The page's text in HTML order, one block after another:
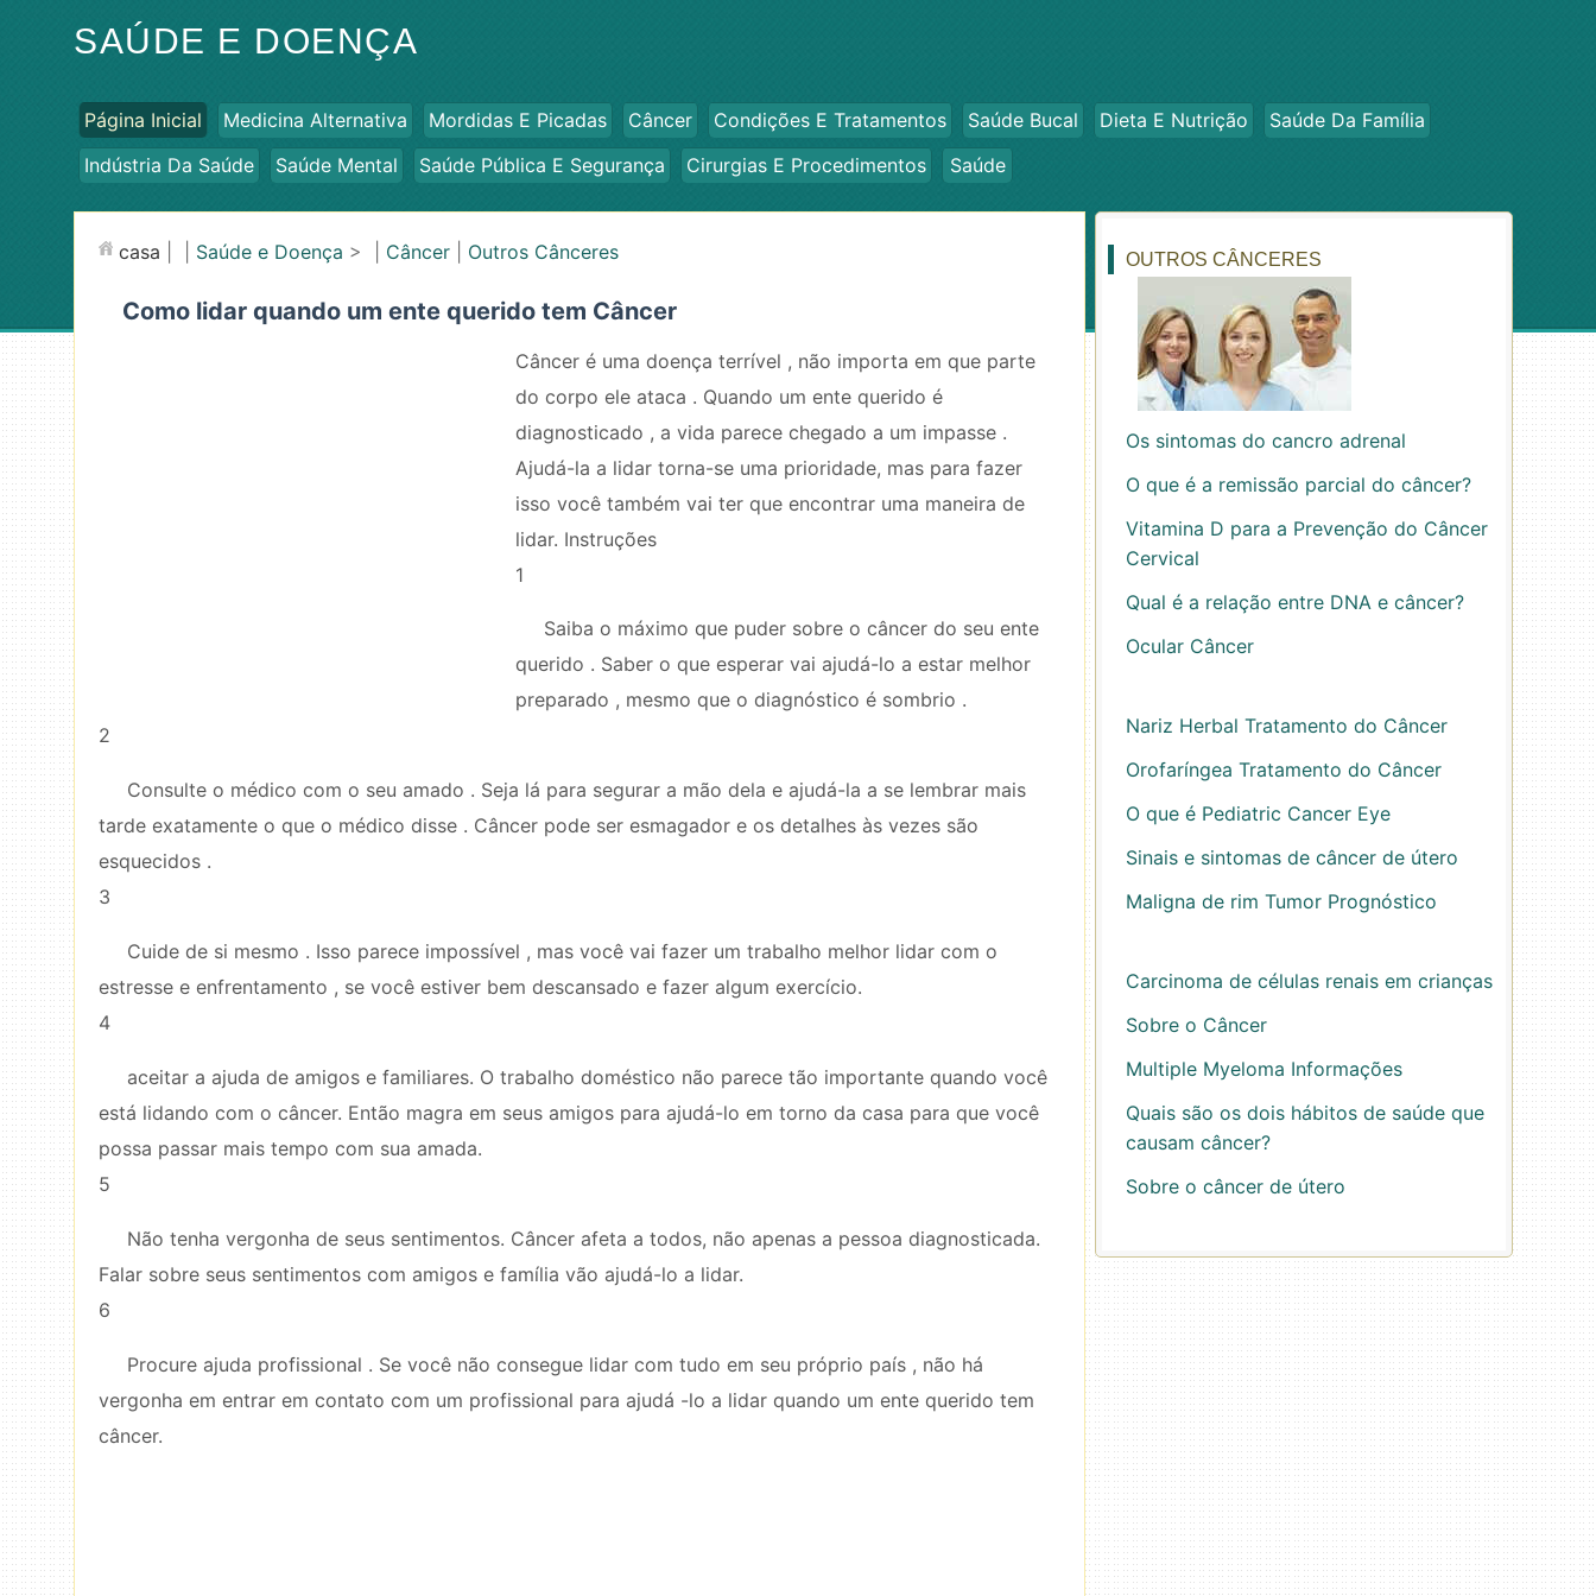
SAÚDE E DOENÇA
Página Inicial Medicina Alternativa Mordidas E Picadas Câncer Condições E Tratamentos Saúde Bucal Dieta E Nutrição
Saúde Da Família
Indústria Da Saúde
Saúde Mental Saúde Pública E Segurança Cirurgias E Procedimentos Saúde
casa Saúde e Doença > | Câncer Outros Cânceres
Como lidar quando um ente querido tem Câncer
Câncer é uma doença terrível , não importa em que parte
do corpo ele ataca . Quando um ente querido é
diagnosticado , a vida parece chegado a um impasse .
Ajudá-la a lidar torna-se uma prioridade, mas para fazer
isso você também vai ter que encontrar uma maneira de
lidar. Instruções
1
Saiba o máximo que puder sobre o câncer do seu ente
querido . Saber o que esperar vai ajudá-lo a estar melhor
preparado , mesmo que o diagnóstico é sombrio .
2
Consulte o médico com o seu amado . Seja lá para segurar a mão dela e ajudá-la a se lembrar mais
tarde exatamente o que o médico disse . Câncer pode ser esmagador e os detalhes às vezes são
esquecidos .
3
Cuide de si mesmo . Isso parece impossível , mas você vai fazer um trabalho melhor lidar com o
estresse e enfrentamento , se você estiver bem descansado e fazer algum exercício.
4
aceitar a ajuda de amigos e familiares. O trabalho doméstico não parece tão importante quando você
está lidando com o câncer. Então magra em seus amigos para ajudá-lo em torno da casa para que você
possa passar mais tempo com sua amada.
5
Não tenha vergonha de seus sentimentos. Câncer afeta a todos, não apenas a pessoa diagnosticada.
Falar sobre seus sentimentos com amigos e família vão ajudá-lo a lidar.
6
Procure ajuda profissional . Se você não consegue lidar com tudo em seu próprio país , não há
vergonha em entrar em contato com um profissional para ajudá -lo a lidar quando um ente querido tem
câncer.
OUTROS CÂNCERES
Os sintomas do cancro adrenal
O que é a remissão parcial do câncer?
Vitamina D para a Prevenção do Câncer
Cervical
Qual é a relação entre DNA e câncer?
Ocular Câncer
Nariz Herbal Tratamento do Câncer
Orofaríngea Tratamento do Câncer
O que é Pediatric Cancer Eye
Sinais e sintomas de câncer de útero
Maligna de rim Tumor Prognóstico
Carcinoma de células renais em crianças
Sobre o Câncer
Multiple Myeloma Informações
Quais são os dois hábitos de saúde que
causam câncer?
Sobre o câncer de útero